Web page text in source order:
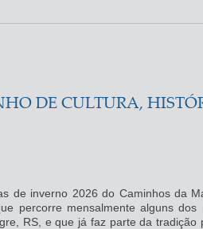
DE CULTURA,
de inverno 2026 do Caminhos da
percorre mensalmente alguns
RS, e que já faz parte da